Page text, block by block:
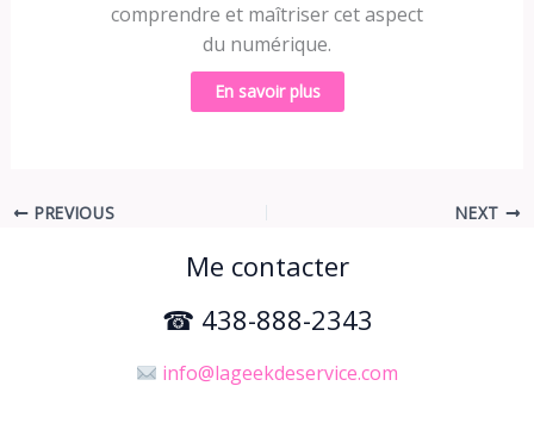
comprendre et maîtriser cet aspect
du numérique.
En savoir plus
PREVIOUS NEXT
Me contacter
☎ 438-888-2343
info@lageekdeservice.com